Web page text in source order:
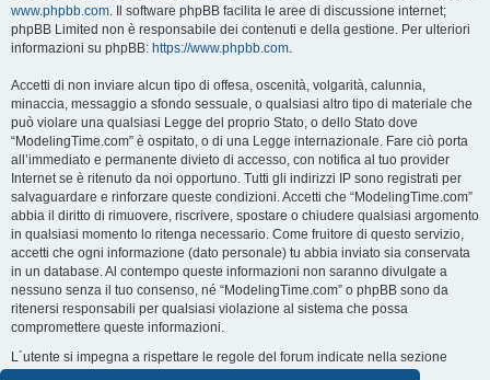
www.phpbb.com. Il software phpBB facilita le aree di discussione internet;
phpBB Limited non è responsabile dei contenuti e della gestione. Per ulteriori
informazioni su phpBB: https://www.phpbb.com.
Accetti di non inviare alcun tipo di offesa, oscenità, volgarità, calunnia,
minaccia, messaggio a sfondo sessuale, o qualsiasi altro tipo di materiale che
può violare una qualsiasi Legge del proprio Stato, o dello Stato dove
“ModelingTime.com” è ospitato, o di una Legge internazionale. Fare ciò porta
all’immediato e permanente divieto di accesso, con notifica al tuo provider
Internet se è ritenuto da noi opportuno. Tutti gli indirizzi IP sono registrati per
salvaguardare e rinforzare queste condizioni. Accetti che “ModelingTime.com”
abbia il diritto di rimuovere, riscrivere, spostare o chiudere qualsiasi argomento
in qualsiasi momento lo ritenga necessario. Come fruitore di questo servizio,
accetti che ogni informazione (dato personale) tu abbia inviato sia conservata
in un database. Al contempo queste informazioni non saranno divulgate a
nessuno senza il tuo consenso, né “ModelingTime.com” o phpBB sono da
ritenersi responsabili per qualsiasi violazione al sistema che possa
compromettere queste informazioni.
L´utente si impegna a rispettare le regole del forum indicate nella sezione